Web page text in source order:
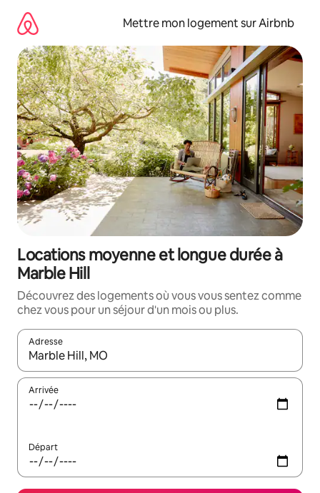
directement
contenu
Mettre mon logement sur Airbnb
Locations moyenne et longue durée à
Marble Hill
Découvrez des logements où vous vous sentez comme
chez vous pour un séjour d'un mois ou plus.
Adresse
Lorsque les résultats s'affichent, utilisez les flèches vers le
Arrivée
Départ